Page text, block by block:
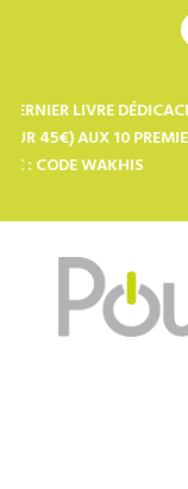
DÉDICACÉ DE
10 PREMIERS